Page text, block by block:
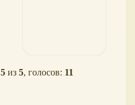
5из 5, голосов: 11